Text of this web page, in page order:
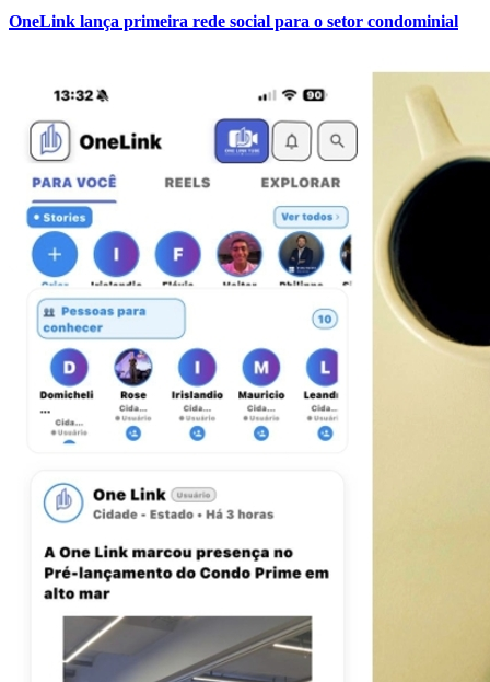
Internacional
OneLink lança primeira rede social para o setor condominial